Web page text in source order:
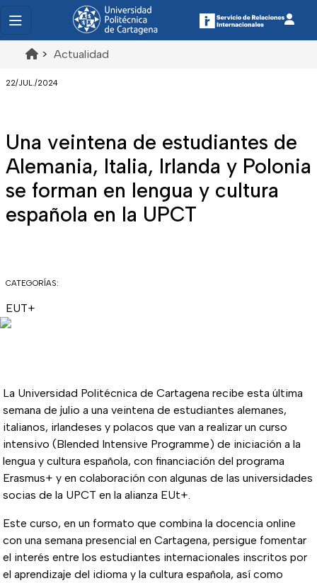
> Actualidad
22/JUL./2024
Una veintena de estudiantes de
Alemania, Italia, Irlanda y Polonia
se forman en lengua y cultura
española en la UPCT
CATEGORÍAS:
EUT+
La Universidad Politécnica de Cartagena recibe esta última
semana de julio a una veintena de estudiantes alemanes,
italianos, irlandeses y polacos que van a realizar un curso
intensivo (Blended Intensive Programme) de iniciación a la
lengua y cultura española, con financiación del programa
Erasmus+ y en colaboración con algunas de las universidades
socias de la UPCT en la alianza EUt+.
Este curso, en un formato que combina la docencia online
con una semana presencial en Cartagena, persigue fomentar
el interés entre los estudiantes internacionales inscritos por
el aprendizaje del idioma y la cultura española, así como